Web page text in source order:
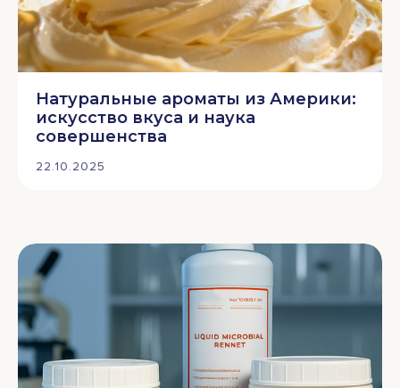
Натуральные ароматы из Америки:
искусство вкуса и наука
совершенства
22.10.2025